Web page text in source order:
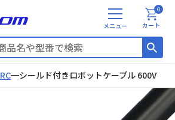
メ
ニ
カート
0
シールド付きロボットケーブル 600V